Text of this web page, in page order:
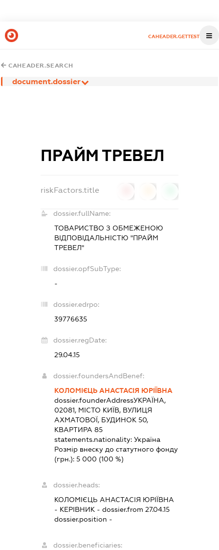
CAHEADER.GETTEST
CAHEADER.SEARCH
document.dossier
ПРАЙМ ТРЕВЕЛ
riskFactors.title
dossier.fullName:
ТОВАРИСТВО З ОБМЕЖЕНОЮ
ВІДПОВІДАЛЬНІСТЮ "ПРАЙМ
ТРЕВЕЛ"
dossier.opfSubType:
-
dossier.edrpo:
39776635
dossier.regDate:
29.04.15
dossier.foundersAndBenef:
КОЛОМІЄЦЬ АНАСТАСІЯ ЮРІЇВНА
dossier.founderAddressУКРАЇНА,
02081, МІСТО КИЇВ, ВУЛИЦЯ
АХМАТОВОЇ, БУДИНОК 50,
КВАРТИРА 85
statements.nationality: Україна
Розмір внеску до статутного фонду
(грн.): 5 000 (100 %)
dossier.heads:
КОЛОМІЄЦЬ АНАСТАСІЯ ЮРІЇВНА
- КЕРІВНИК- dossier.from 27.04.15
dossier.position -
dossier.beneficiaries: